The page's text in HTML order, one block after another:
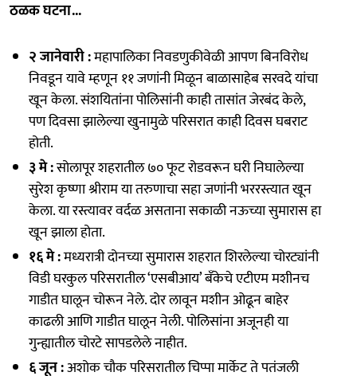
ठळक घटना...
२ जानेवारी :महापालिका निवडणुकीवेळी आपण बिनविरोध
निवडून यावे म्हणून ११ जणांनी मिळून बाळासाहेब सरवदे यांचा
खून केला. संशयितांना पोलिसांनी काही तासांत जेरबंद केले,
पण दिवसा झालेल्या खुनामुळे परिसरात काही दिवस घबराट
होती.
३ मे :सोलापूर शहरातील ७० फूट रोडवरून घरी निघालेल्या
सुरेश कृष्णा श्रीराम या तरुणाचा सहा जणांनी भररस्त्यात खून
केला. या रस्त्यावर वर्दळ असताना सकाळी नऊच्या सुमारास हा
खून झाला होता.
१६ मे :मध्यरात्री दोनच्या सुमारास शहरात शिरलेल्या चोरट्यांनी
विडी घरकुल परिसरातील ‘एसबीआय’ बँकेचे एटीएम मशीनच
गाडीत घालून चोरून नेले. दोर लावून मशीन ओढून बाहेर
काढली आणि गाडीत घालून नेली. पोलिसांना अजूनही या
गुन्ह्यातील चोरटे सापडलेले नाहीत.
६ जून :अशोक चौक परिसरातील चिप्पा मार्केट ते पतंजली